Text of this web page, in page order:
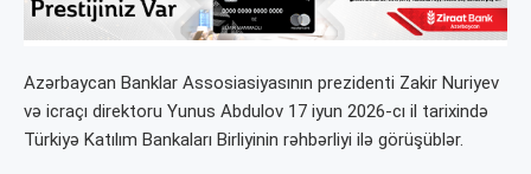
Azərbaycan Banklar Assosiasiyasının prezidenti Zakir Nuriyev
və icraçı direktoru Yunus Abdulov 17 iyun 2026-cı il tarixində
Türkiyə Katılım Bankaları Birliyinin rəhbərliyi ilə görüşüblər.